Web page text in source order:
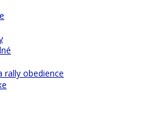
rally obedience